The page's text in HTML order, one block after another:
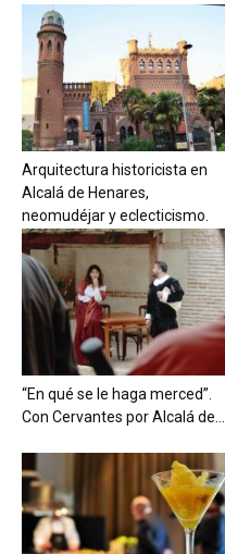
Arquitectura historicista en
Alcalá de Henares,
neomudéjar y eclecticismo.
“En qué se le haga merced”.
Con Cervantes por Alcalá de...